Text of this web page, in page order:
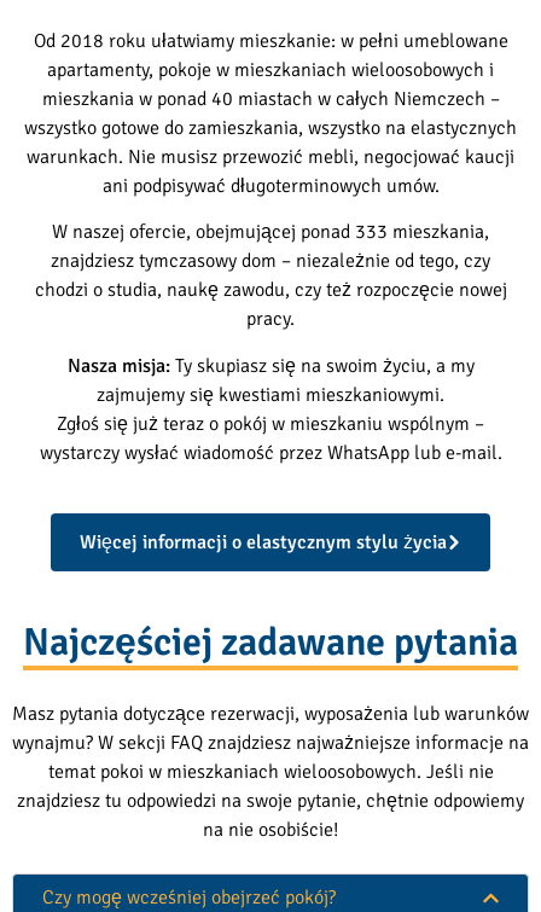
Od 2018 roku ułatwiamy mieszkanie: w pełni umeblowane
apartamenty, pokoje w mieszkaniach wieloosobowych i
mieszkania w ponad 40 miastach w całych Niemczech –
wszystko gotowe do zamieszkania, wszystko na elastycznych
warunkach. Nie musisz przewozić mebli, negocjować kaucji
ani podpisywać długoterminowych umów.
W naszej ofercie, obejmującej ponad 333 mieszkania,
znajdziesz tymczasowy dom – niezależnie od tego, czy
chodzi o studia, naukę zawodu, czy też rozpoczęcie nowej
pracy.
Nasza misja:Ty skupiasz się na swoim życiu, a my
zajmujemy się kwestiami mieszkaniowymi.
Zgłoś się już teraz o pokój w mieszkaniu wspólnym –
wystarczy wysłać wiadomość przez WhatsApp lub e-mail.
Więcej informacji o elastycznym stylu życia
Najczęściej zadawane pytania
Masz pytania dotyczące rezerwacji, wyposażenia lub warunków
wynajmu? W sekcji FAQ znajdziesz najważniejsze informacje na
temat pokoi w mieszkaniach wieloosobowych. Jeśli nie
znajdziesz tu odpowiedzi na swoje pytanie, chętnie odpowiemy
na nie osobiście!
Czy mogę wcześniej obejrzeć pokój?